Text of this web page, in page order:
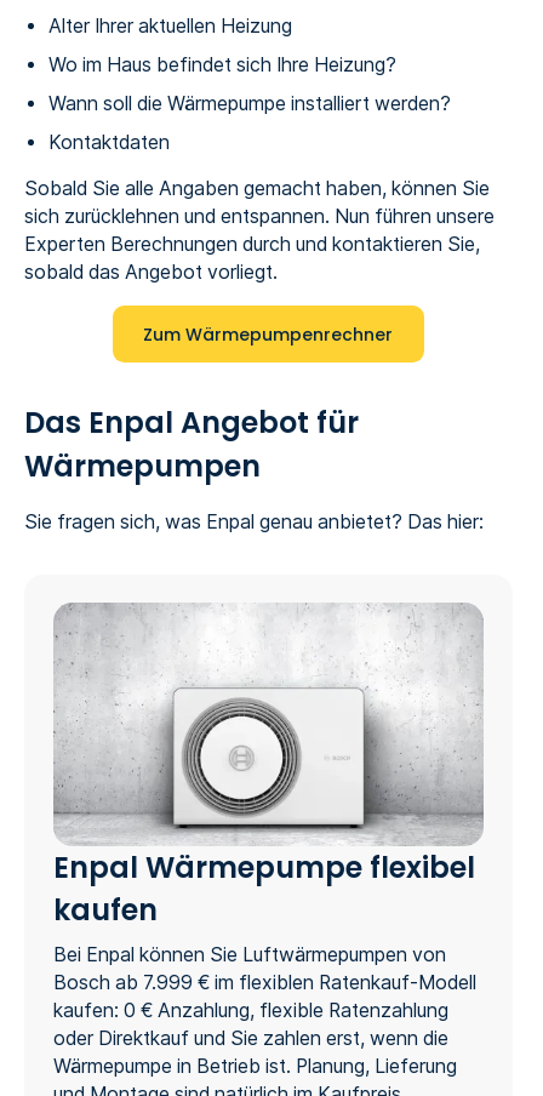
Alter Ihrer aktuellen Heizung
Wo im Haus befindet sich Ihre Heizung?
Wann soll die Wärmepumpe installiert werden?
Kontaktdaten
Sobald Sie alle Angaben gemacht haben, können Sie
sich zurücklehnen und entspannen. Nun führen unsere
Experten Berechnungen durch und kontaktieren Sie,
sobald das Angebot vorliegt.
Zum Wärmepumpenrechner
Das Enpal Angebot für
Wärmepumpen
Sie fragen sich, was Enpal genau anbietet? Das hier:
Enpal Wärmepumpe flexibel
kaufen
Bei Enpal können Sie Luftwärmepumpen von
Bosch ab 7.999 € im flexiblen Ratenkauf-Modell
kaufen: 0 € Anzahlung, flexible Ratenzahlung
oder Direktkauf und Sie zahlen erst, wenn die
Wärmepumpe in Betrieb ist. Planung, Lieferung